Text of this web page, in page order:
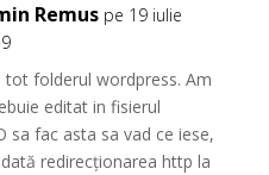
Remus pe 19 iulie
tot folderul wordpress. Am
editat in fisierul
sa fac asta sa vad ce iese,
redirecționarea http la